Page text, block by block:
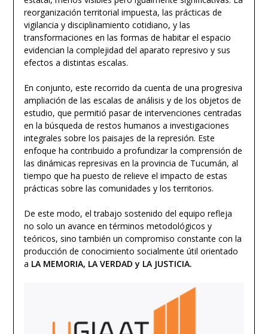
reorganización territorial impuesta, las prácticas de
vigilancia y disciplinamiento cotidiano, y las
transformaciones en las formas de habitar el espacio
evidencian la complejidad del aparato represivo y sus
efectos a distintas escalas.
En conjunto, este recorrido da cuenta de una progresiva
ampliación de las escalas de análisis y de los objetos de
estudio, que permitió pasar de intervenciones centradas
en la búsqueda de restos humanos a investigaciones
integrales sobre los paisajes de la represión. Este
enfoque ha contribuido a profundizar la comprensión de
las dinámicas represivas en la provincia de Tucumán, al
tiempo que ha puesto de relieve el impacto de estas
prácticas sobre las comunidades y los territorios.
De este modo, el trabajo sostenido del equipo refleja
no solo un avance en términos metodológicos y
teóricos, sino también un compromiso constante con la
producción de conocimiento socialmente útil orientado
a LA MEMORIA, LA VERDAD y LA JUSTICIA.